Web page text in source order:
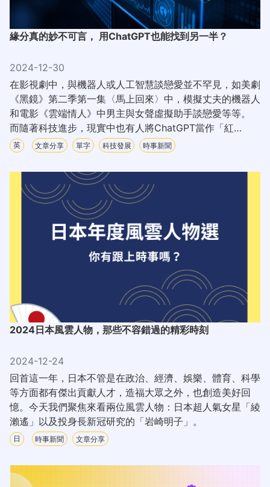
緣分真的妙不可言， 用ChatGPT也能找到另一半？
2024-12-30
在影視劇中，與機器人或人工智慧談戀愛並不罕見，如美劇
《黑鏡》第二季第一集〈馬上回來〉中，模擬丈夫的機器人
和電影《雲端情人》中男主與女聲虛擬助手談戀愛等等。
而隨著科技進步，現實中也有人將ChatGPT當作「紅
娘」，竟成功找到理想中的另一半！
英 文章分享 單字 科技發展 時事新聞
2024日本風雲人物，那些不容錯過的精彩時刻
2024-12-24
回首這一年，日本不管是在政治、經濟、娛樂、體育、科學
等方面都有傑出貢獻人才，造福大眾之外，也創造美好回
憶。今天我們聚焦來看兩位風雲人物：日本超人氣女星「綾
瀨遙」以及投身長新冠研究的「岩崎明子」。
日 時事新聞 文章分享